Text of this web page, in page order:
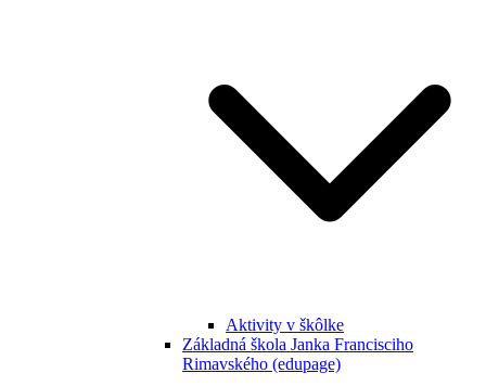
Aktivity v škôlke
Základná škola Janka Francisciho
Rimavského (edupage)